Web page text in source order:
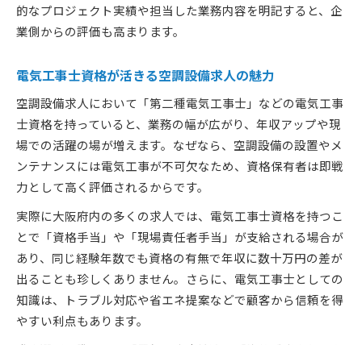
的なプロジェクト実績や担当した業務内容を明記すると、企
業側からの評価も高まります。
電気工事士資格が活きる空調設備求人の魅力
空調設備求人において「第二種電気工事士」などの電気工事
士資格を持っていると、業務の幅が広がり、年収アップや現
場での活躍の場が増えます。なぜなら、空調設備の設置やメ
ンテナンスには電気工事が不可欠なため、資格保有者は即戦
力として高く評価されるからです。
実際に大阪府内の多くの求人では、電気工事士資格を持つこ
とで「資格手当」や「現場責任者手当」が支給される場合が
あり、同じ経験年数でも資格の有無で年収に数十万円の差が
出ることも珍しくありません。さらに、電気工事士としての
知識は、トラブル対応や省エネ提案などで顧客から信頼を得
やすい利点もあります。